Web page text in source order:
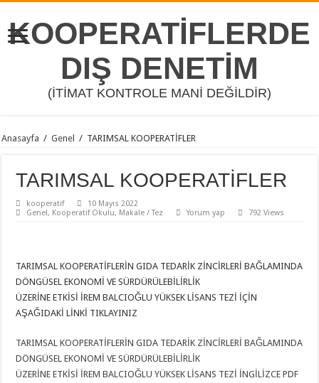
KOOPERATİFLERDE
DIŞ DENETİM
(İTİMAT KONTROLE MANİ DEĞİLDİR)
Anasayfa / Genel / TARIMSAL KOOPERATİFLER
TARIMSAL KOOPERATİFLER
kooperatif
10 Mayıs 2022
Genel, Kooperatif Okulu, Makale / Tez Yorum yap 792 Views
TARIMSAL KOOPERATİFLERİN GIDA TEDARİK ZİNCİRLERİ BAĞLAMINDA
DÖNGÜSEL EKONOMİ VE SÜRDÜRÜLEBİLİRLİK
ÜZERİNE ETKİSİ İREM BALCIOĞLU YÜKSEK LİSANS TEZİ İÇİN
AŞAĞIDAKİ LİNKİ TIKLAYINIZ
TARIMSAL KOOPERATİFLERİN GIDA TEDARİK ZİNCİRLERİ BAĞLAMINDA
DÖNGÜSEL EKONOMİ VE SÜRDÜRÜLEBİLİRLİK
ÜZERİNE ETKİSİ İREM BALCIOĞLU YÜKSEK LİSANS TEZİ İNGİLİZCE PDF